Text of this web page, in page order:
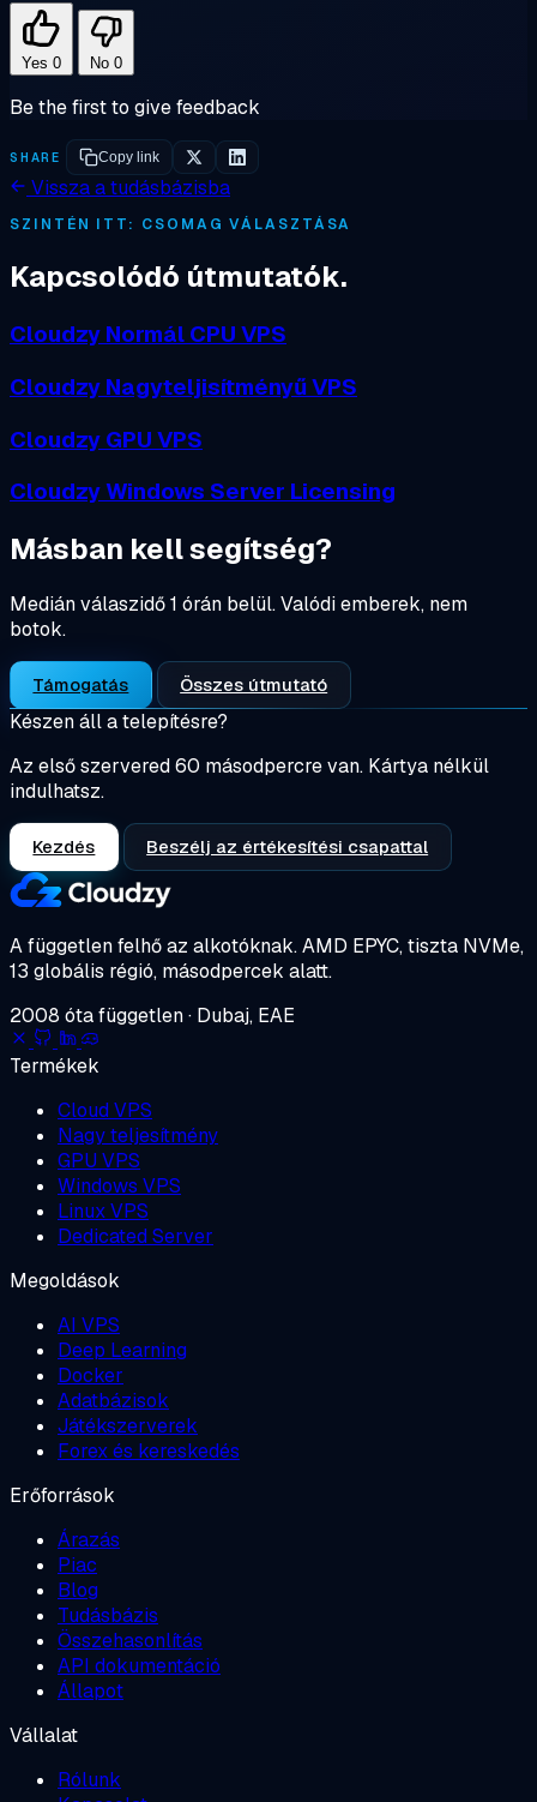
Yes 0 No 0
Be the first to give feedback
SHARE Copy link
Vissza a tudásbázisba
SZINTÉN ITT: CSOMAG VÁLASZTÁSA
Kapcsolódó útmutatók.
Cloudzy Normál CPU VPS
Cloudzy Nagyteljisítményű VPS
Cloudzy GPU VPS
Cloudzy Windows Server Licensing
Másban kell segítség?
Medián válaszidő 1 órán belül. Valódi emberek, nem
botok.
Támogatás Összes útmutató
Készen áll a telepítésre?
Az első szervered 60 másodpercre van. Kártya nélkül
indulhatsz.
Kezdés Beszélj az értékesítési csapattal
A független felhő az alkotóknak.AMD EPYC, tiszta NVMe,
13 globális régió, másodpercek alatt.
2008 óta független · Dubaj, EAE
Termékek
Cloud VPS
Nagy teljesítmény
GPU VPS
Windows VPS
Linux VPS
Dedicated Server
Megoldások
AI VPS
Deep Learning
Docker
Adatbázisok
Játékszerverek
Forex és kereskedés
Erőforrások
Árazás
Piac
Blog
Tudásbázis
Összehasonlítás
API dokumentáció
Állapot
Vállalat
Rólunk